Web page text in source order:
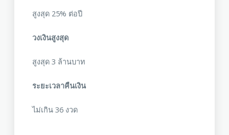
สูงสุด 25% ต่อปี
วงเงินสูงสุด
สูงสุด 3 ล้านบาท
ระยะเวลาคืนเงิน
ไม่เกิน 36 งวด